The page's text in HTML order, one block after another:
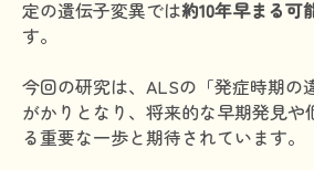
インタビュー一覧
患者さんとご家族へのインタビュー
社会保障制度
定の遺伝子変異では約10年早まる可
す。
今回の研究は、ALSの「発症時期の
がかりとなり、将来的な早期発見や
る重要な一歩と期待されています。